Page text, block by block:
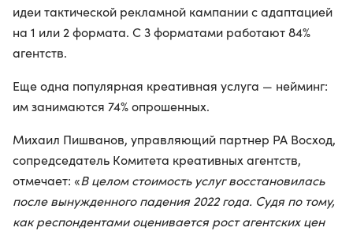
идеи тактической рекламной кампании с адаптацией
на 1 или 2 формата. С 3 форматами работают 84%
агентств.
Еще одна популярная креативная услуга — нейминг:
им занимаются 74% опрошенных.
Михаил Пишванов, управляющий партнер РА Восход,
сопредседатель Комитета креативных агентств,
отмечает: «В целом стоимость услуг восстановилась
после вынужденного падения 2022 года. Судя по тому,
как респондентами оценивается рост агентских цен